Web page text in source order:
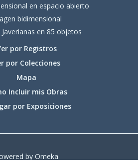
en espacio abierto
bidimensional
en 85 objetos
por Registros
por Colecciones
Mapa
Incluir mis Obras
por Exposiciones
by Omeka